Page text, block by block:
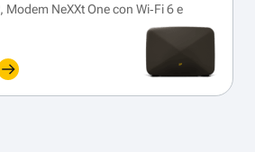
, Modem NeXXt One con Wi‑Fi 6 e